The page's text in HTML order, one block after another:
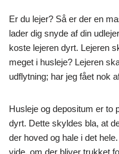
Er du lejer? Så er der en
lader dig snyde af din
koste lejeren dyrt. Lejeren
meget i husleje? Lejeren
udflytning; har jeg fået nok
Husleje og depositum er to
dyrt. Dette skyldes bla, at
der hoved og hale i det